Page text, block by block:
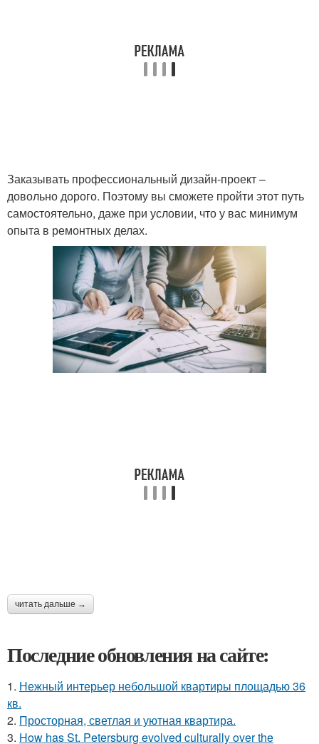
Заказывать профессиональный дизайн-проект –
довольно дорого. Поэтому вы сможете пройти этот путь
самостоятельно, даже при условии, что у вас минимум
опыта в ремонтных делах.
читать дальше →
Последние обновления на сайте:
1. Нежный интерьер небольшой квартиры площадью 36
кв.
2. Просторная, светлая и уютная квартира.
3. How has St. Petersburg evolved culturally over the